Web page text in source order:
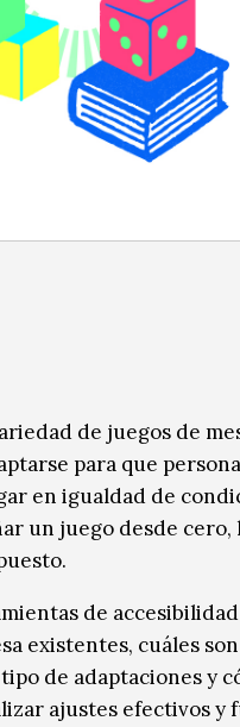
de juegos de
para que
en igualdad de
un juego desde cero,
de
existentes, cuáles
de adaptaciones y
ajustes efectivos y